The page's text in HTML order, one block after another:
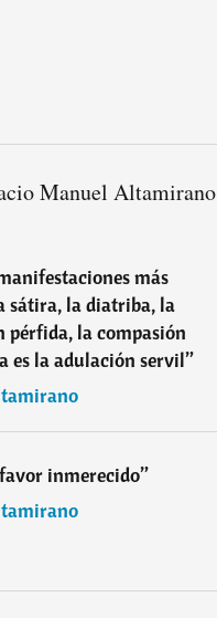
Manuel Altamirano
más
sátira, la diatriba, la
la compasión
es la adulación servil”
inmerecido”